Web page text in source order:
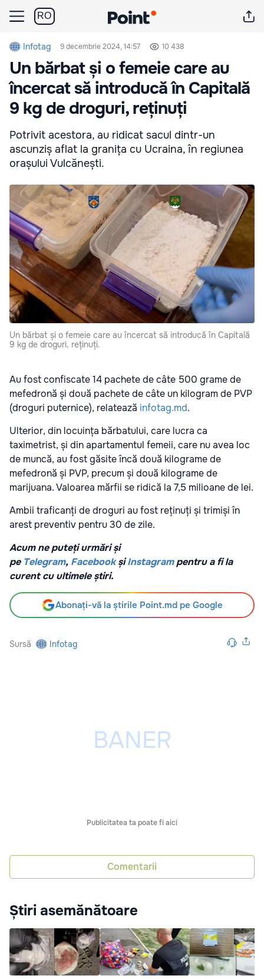
RO
Infotag 9 decembrie 2024, 14:57 10 438
Un bărbat și o femeie care au
încercat să introducă în Capitală
9 kg de droguri, reținuți
Potrivit acestora, au ridicat sacul dintr-un
ascunziș aflat la granița cu Ucraina, în regiunea
orașului Vulcănești.
Un bărbat și o femeie care au încercat să introducă în Capitală
9 kg de droguri, reținuți.
Au fost confiscate 14 pachete de câte 500 grame de
mefedronă și două pachete de câte un kilogram de PVP
(droguri puternice), relatează infotag.md.
Ulterior, din locuința bărbatului, care lucra ca
taximetrist, și din apartamentul femeii, care nu avea loc
de muncă, au fost găsite încă două kilograme de
mefedronă și PVP, precum și două kilograme de
marijuana. Valoarea mărfii se ridică la 7,5 milioane de lei.
Ambii traficanți de droguri au fost reținuți și trimiși în
arest preventiv pentru 30 de zile.
Acum ne puteți urmări și
pe Telegram, Facebook șiInstagrampentru a fi la
curent cu ultimele știri.
Abonați-vă la știrile Point.md pe Google
Sursă Infotag
Publicitatea ta poate fi aici
Comentarii
Știri asemănătoare